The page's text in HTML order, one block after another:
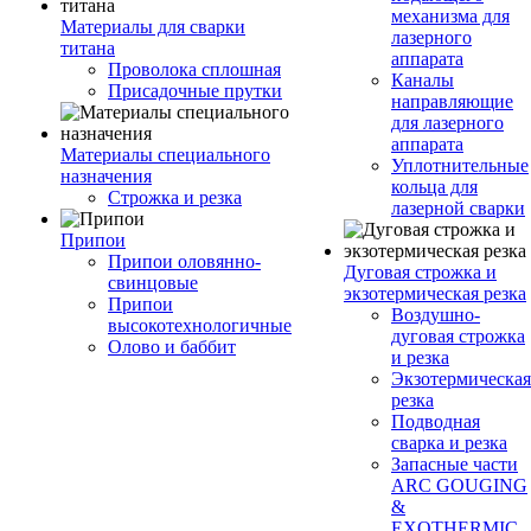
Материалы для сварки
титана
Проволока сплошная
Присадочные прутки
Материалы специального
назначения
Строжка и резка
Припои
Припои оловянно-
свинцовые
Припои
высокотехнологичные
Олово и баббит
механизма для
лазерного
аппарата
Каналы
направляющие
для лазерного
аппарата
Уплотнительные
кольца для
лазерной сварки
Дуговая строжка и
экзотермическая резка
Воздушно-
дуговая строжка
и резка
Экзотермическая
резка
Подводная
сварка и резка
Запасные части
ARC GOUGING
&